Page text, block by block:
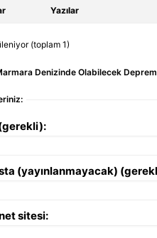
Yazılar
(toplam 1)
Denizinde Olabilecek
(yayınlanmayacak)
sitesi: